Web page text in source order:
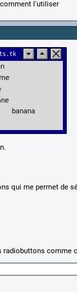
l'utiliser
qui me permet de
radiobuttons comme